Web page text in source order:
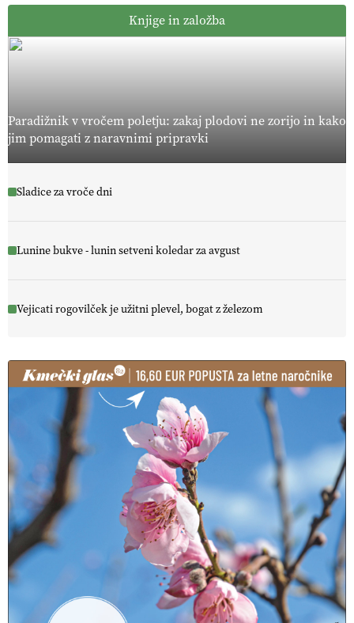
Knjige in založba
Paradižnik v vročem poletju: zakaj plodovi ne zorijo in kako
jim pomagati z naravnimi pripravki
Sladice za vroče dni
Lunine bukve - lunin setveni koledar za avgust
Vejicati rogovilček je užitni plevel, bogat z železom